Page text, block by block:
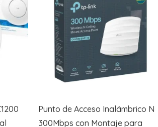
Punto de Acceso Inalámbrico N
300Mbps con Montaje para